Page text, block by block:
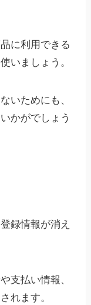
に利用できる
いましょう。
いためにも、
かがでしょう
録情報が消え
支払い情報、
れます。